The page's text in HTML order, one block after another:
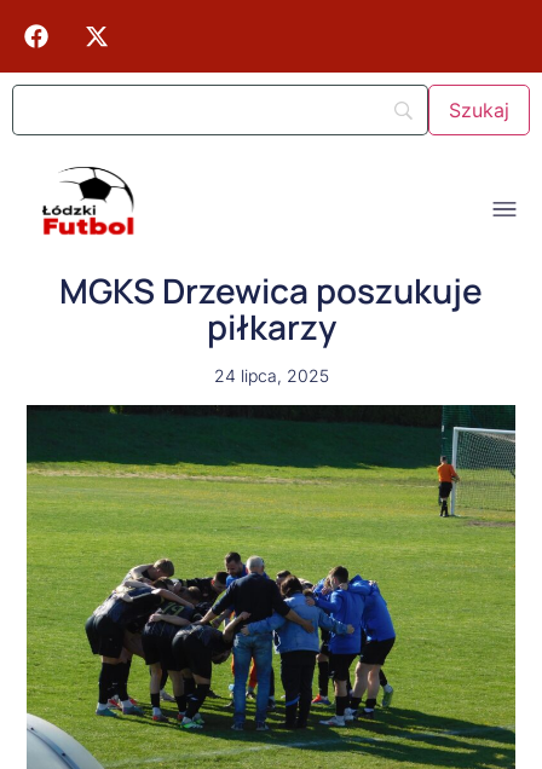
MGKS Drzewica poszukuje
piłkarzy
24 lipca, 2025